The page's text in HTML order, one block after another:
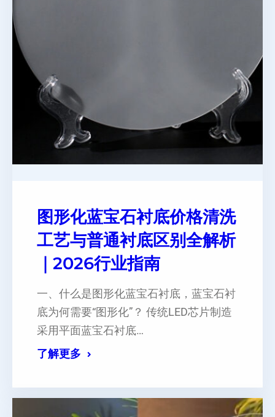
图形化蓝宝石衬底价格清洗
工艺与普通衬底区别全解析
｜2026行业指南
一、什么是图形化蓝宝石衬底，蓝宝石衬
底为何需要“图形化”？​ 传统LED芯片制造
采用平面蓝宝石衬底…
了解更多